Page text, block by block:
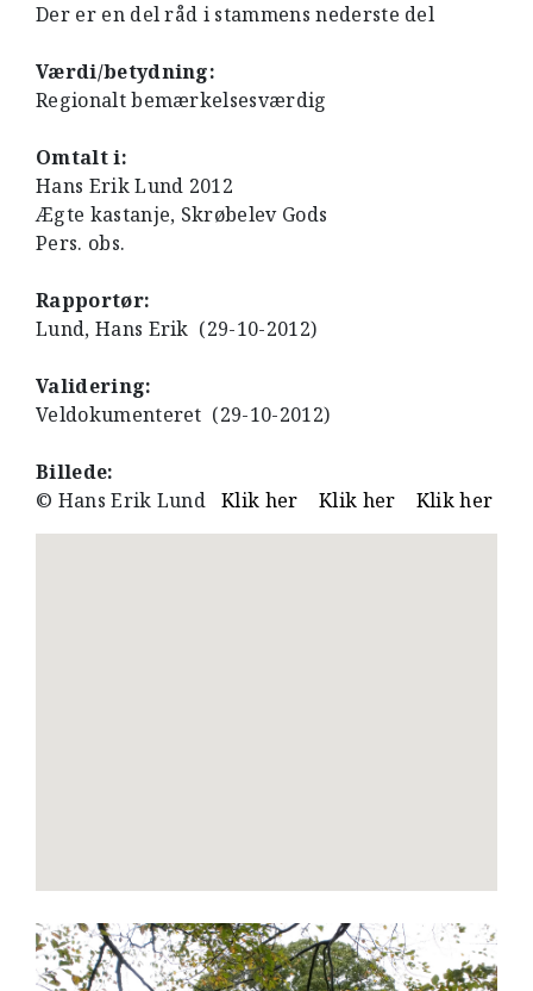
Der er en del råd i stammens nederste del
Værdi/betydning:
Regionalt bemærkelsesværdig
Omtalt i:
Hans Erik Lund 2012
Ægte kastanje, Skrøbelev Gods
Pers. obs.
Rapportør:
Lund, Hans Erik (29-10-2012)
Validering:
Veldokumenteret (29-10-2012)
Billede:
© Hans Erik LundKlik her Klik her Klik her